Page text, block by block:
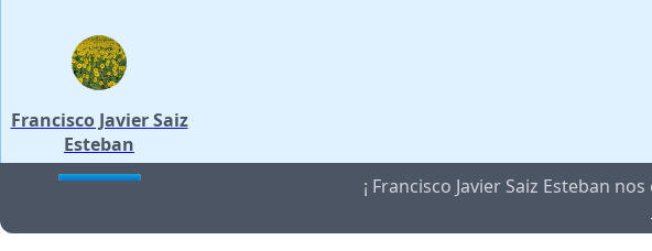
Francisco Javier Saiz
Esteban
¡ Francisco Javier Saiz Esteban